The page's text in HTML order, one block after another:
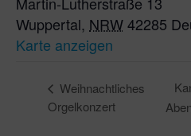
Wuppertal, NRW42285
Karte anzeigen
Weihnachtliches
Orgelkonzert